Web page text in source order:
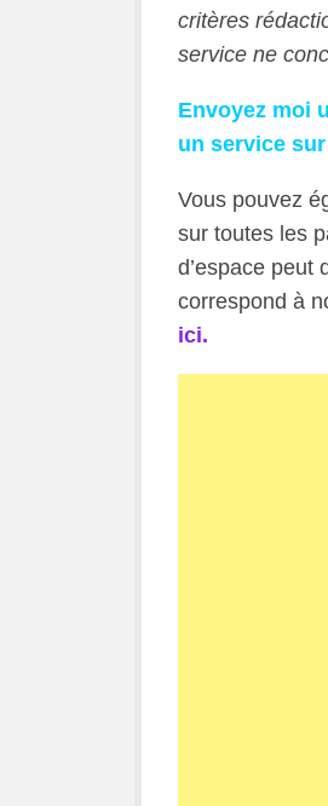
critères
service ne
Envoyez moi
un service
Vous pouvez
sur toutes les
d’espace peut
correspond à
ici.